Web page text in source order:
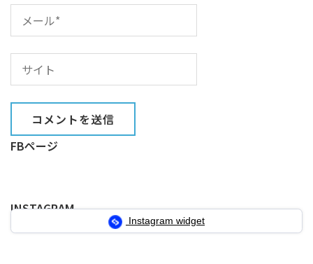
FBページ
INSTAGRAM
Instagram widget